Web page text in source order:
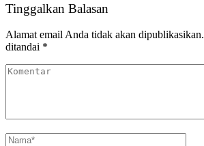
Tinggalkan Balasan
Alamat email Anda tidak akan dipublikasikan.
ditandai *